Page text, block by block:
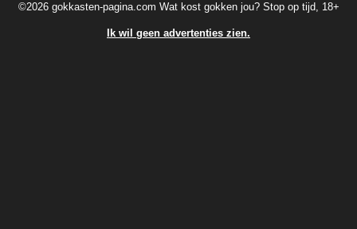
©2026 gokkasten-pagina.com Wat kost gokken jou? Stop op tijd, 18+
Ik wil geen advertenties zien.